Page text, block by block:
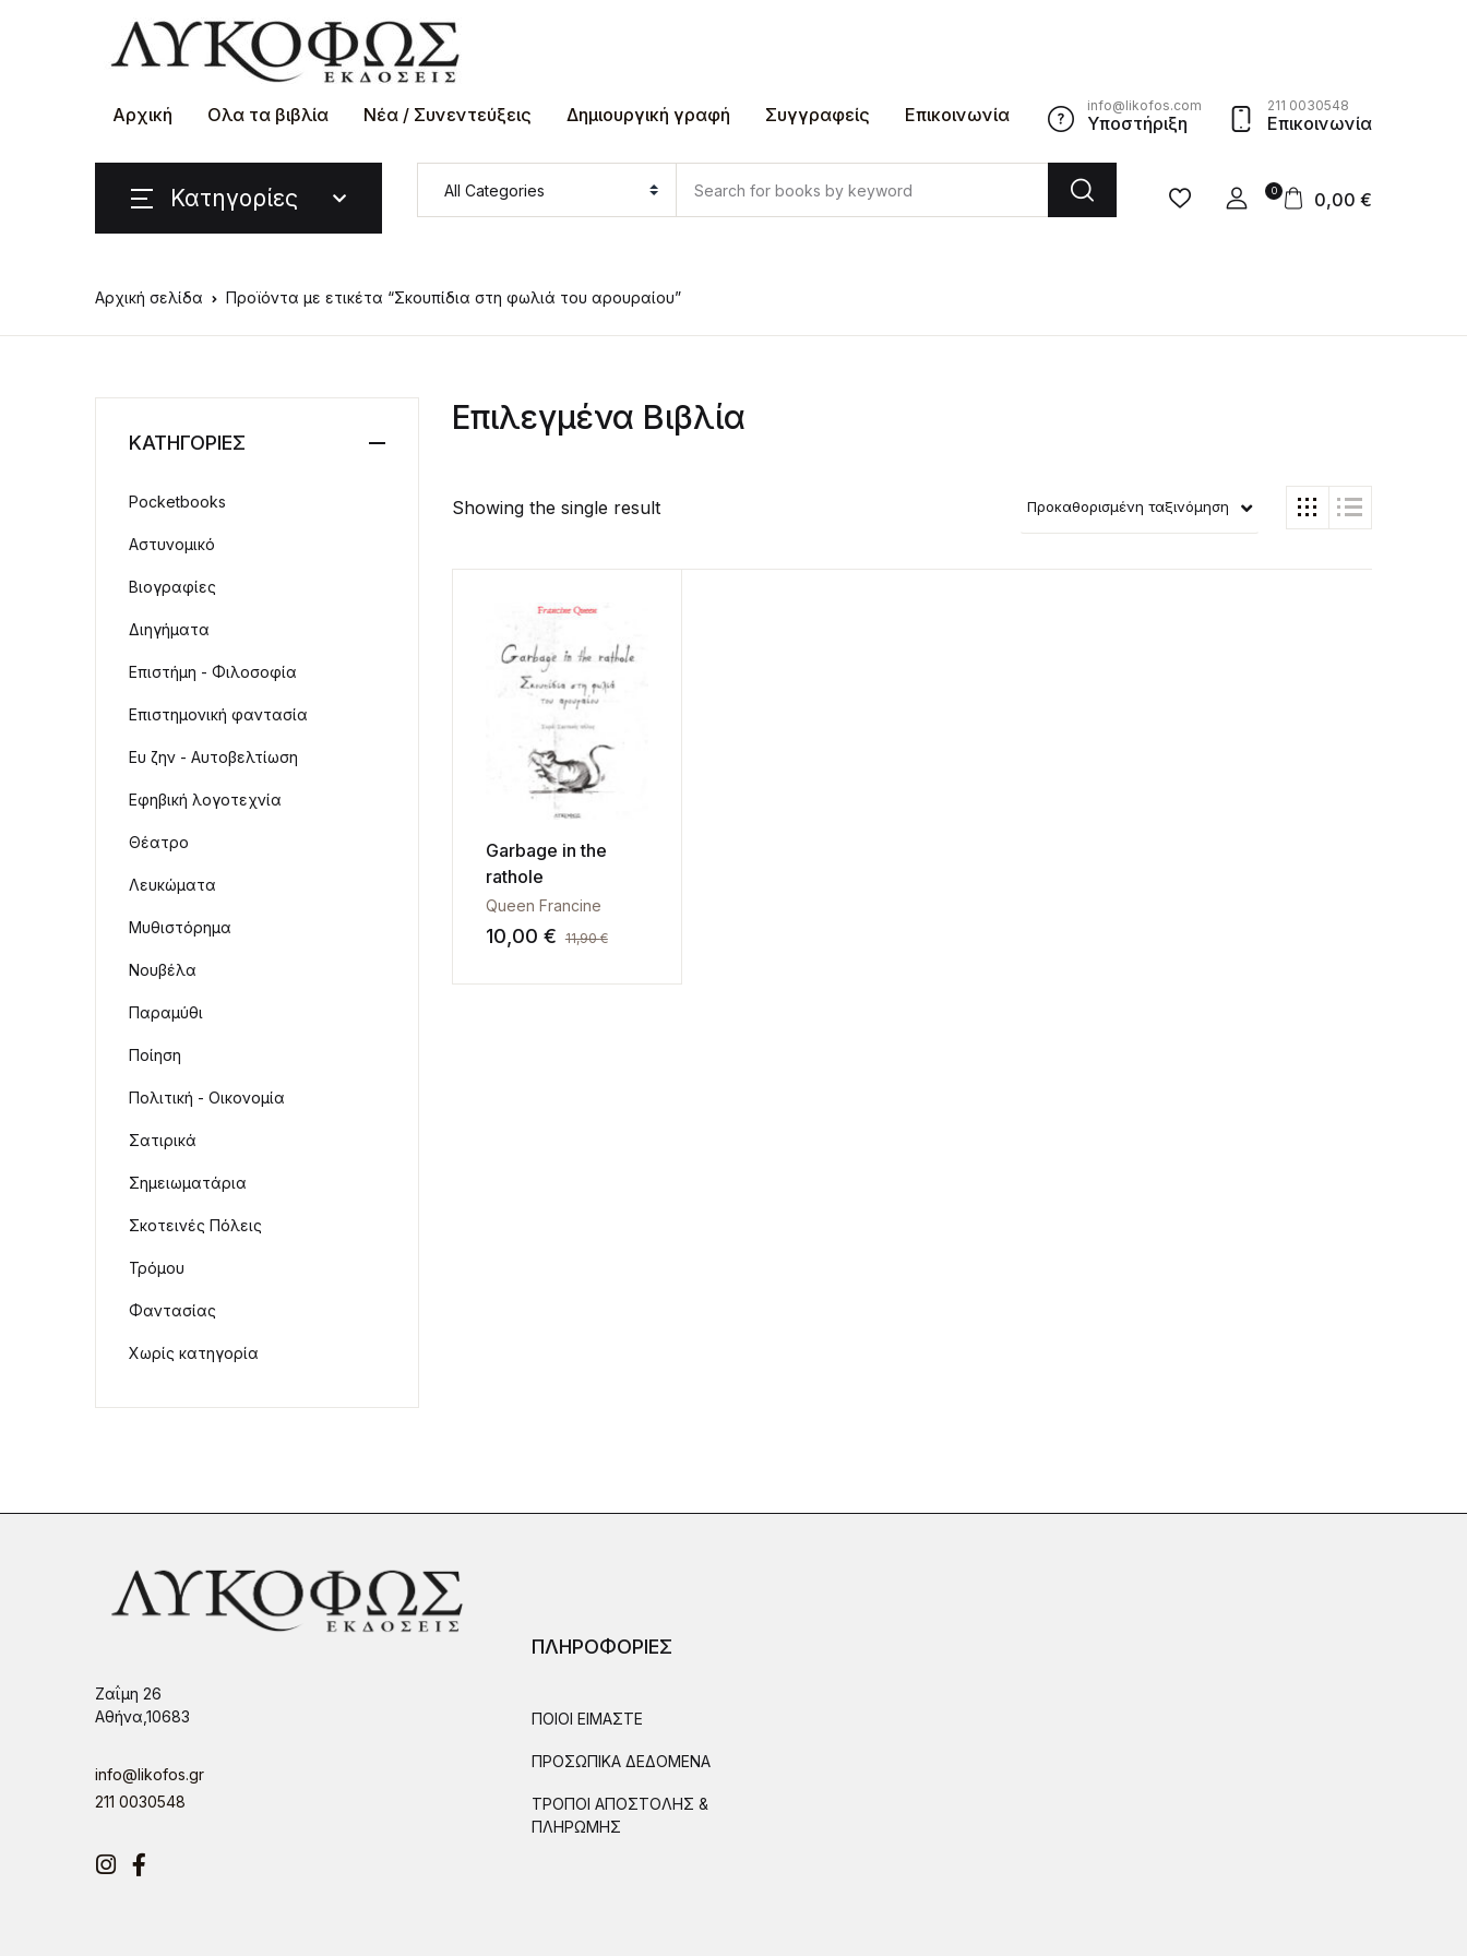
Αρχική Ολα τα βιβλία Νέα / Συνεντεύξεις Δημιουργική γραφή Συγγραφείς Επικοινωνία info@likofos.com
Υποστήριξη
211 0030548
Επικοινωνία
Κατηγορίες 0 0,00 €
Αρχική σελίδα Προϊόντα με ετικέτα “Σκουπίδια στη φωλιά του αρουραίου”
Επιλεγμένα Βιβλία
Showing the single result Προκαθορισμένη ταξινόμηση
Garbage in the
rathole
Queen Francine
10,00 € 11,90€
ΚΑΤΗΓΟΡΙΕΣ
Pocketbooks
Αστυνομικό
Βιογραφίες
Διηγήματα
Επιστήμη - Φιλοσοφία
Επιστημονική φαντασία
Ευ ζην - Αυτοβελτίωση
Εφηβική λογοτεχνία
Θέατρο
Λευκώματα
Μυθιστόρημα
Νουβέλα
Παραμύθι
Ποίηση
Πολιτική - Οικονομία
Σατιρικά
Σημειωματάρια
Σκοτεινές Πόλεις
Τρόμου
Φαντασίας
Χωρίς κατηγορία
Ζαΐμη 26
Αθήνα,10683
info@likofos.gr
211 0030548
Instagram
Facebook
ΠΛΗΡΟΦΟΡΙΕΣ
ΠΟΙΟΙ ΕΙΜΑΣΤΕ
ΠΡΟΣΩΠΙΚΑ ΔΕΔΟΜΕΝΑ
ΤΡΟΠΟΙ ΑΠΟΣΤΟΛΗΣ &
ΠΛΗΡΩΜΗΣ